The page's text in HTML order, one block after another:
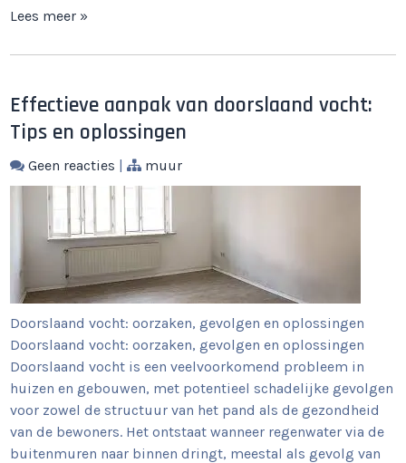
Lees meer »
Effectieve aanpak van doorslaand vocht:
Tips en oplossingen
Geen reacties | muur
Doorslaand vocht: oorzaken, gevolgen en oplossingen
Doorslaand vocht: oorzaken, gevolgen en oplossingen
Doorslaand vocht is een veelvoorkomend probleem in
huizen en gebouwen, met potentieel schadelijke gevolgen
voor zowel de structuur van het pand als de gezondheid
van de bewoners. Het ontstaat wanneer regenwater via de
buitenmuren naar binnen dringt, meestal als gevolg van